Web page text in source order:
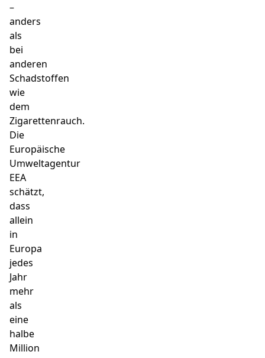
–
anders
als
bei
anderen
Schadstoffen
wie
dem
Zigarettenrauch.
Die
Europäische
Umweltagentur
EEA
schätzt,
dass
allein
in
Europa
jedes
Jahr
mehr
als
eine
halbe
Million